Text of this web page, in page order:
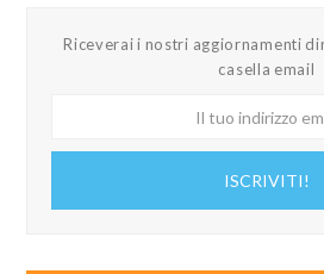
Riceverai i nostri aggiornamenti
casella email
ISCRIVITI!